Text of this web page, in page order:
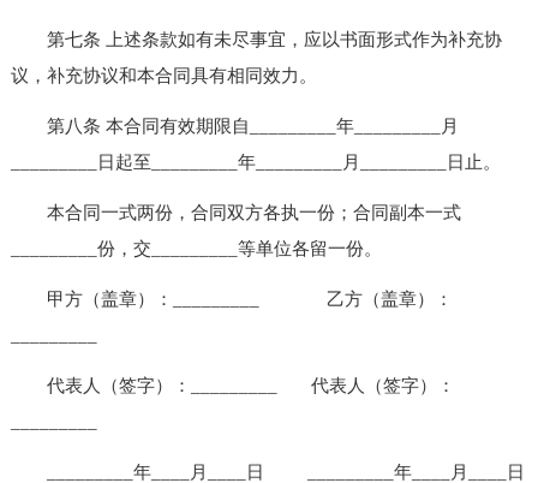
第七条 上述条款如有未尽事宜，应以书面形式作为补充协
议，补充协议和本合同具有相同效力。
第八条 本合同有效期限自_________年_________月
_________日起至_________年_________月_________日止。
本合同一式两份，合同双方各执一份；合同副本一式
_________份，交_________等单位各留一份。
甲方（盖章）：_________ 乙方（盖章）：
代表人（签字）：_________ 代表人（签字）：
_________年____月____日 _________年____月____日